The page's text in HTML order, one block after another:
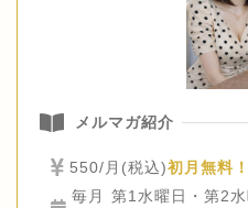
メルマガ紹介
550/月(税込)初月無料！
毎月 第1水曜日・第2